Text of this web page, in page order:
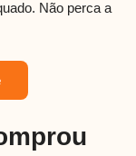
Não perca a